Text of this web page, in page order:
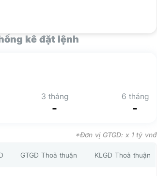
kê đặt lệnh
3 tháng
-
6 tháng
-
*Đơn vị GTGD: x 1 tỷ vnđ
GTGD Thoả thuận KLGD Thoả thuận